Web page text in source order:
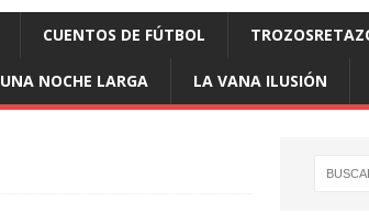
CUENTOS DE FÚTBOL
UNA NOCHE LARGA LA VANA ILUSIÓN